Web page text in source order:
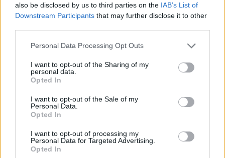
also be disclosed by us to third parties on the IAB’s List of
Downstream Participants that may further disclose it to other
Personal Data Processing Opt Outs
I want to opt-out of the Sharing of my
personal data.
Opted In
I want to opt-out of the Sale of my
Personal Data.
Opted In
I want to opt-out of processing my
Personal Data for Targeted Advertising.
Opted In
Négy éven belül valósággá válhatnak az
elektromos repülőjáratok Európában